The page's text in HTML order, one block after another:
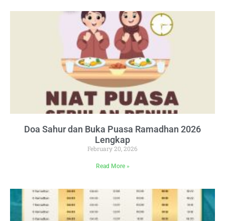
Doa Sahur dan Buka Puasa Ramadhan 2026
Lengkap
February 20, 2026
Read More »